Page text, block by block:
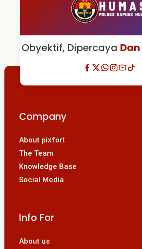
Obyektif, Dipercaya
Company
About pixfort
The Team
Knowledge Base
Social Media
Info For
About us